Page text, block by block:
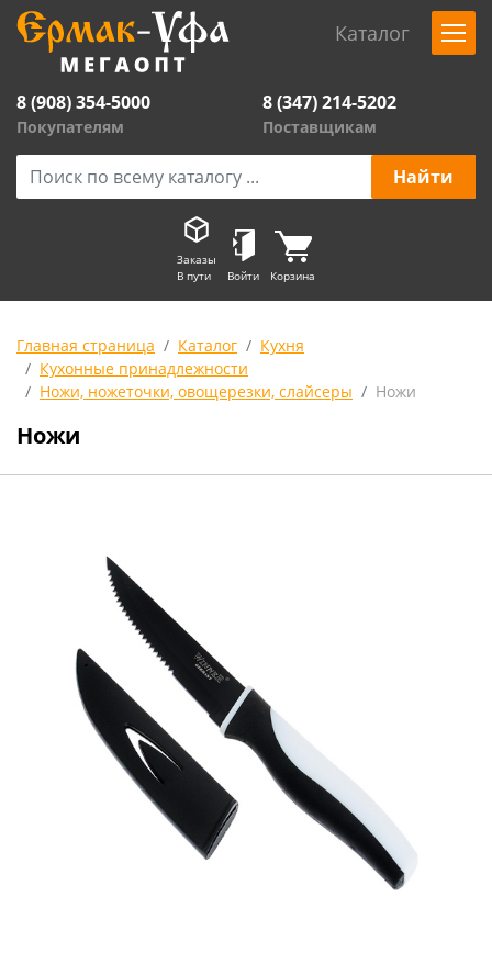
Каталог
8 (908) 354-5000
Покупателям
8 (347) 214-5202
Поставщикам
Заказы
В пути
Войти Корзина
Главная страница Каталог
Кухня
Кухонные принадлежности
Ножи, ножеточки, овощерезки, слайсеры
Ножи
Ножи